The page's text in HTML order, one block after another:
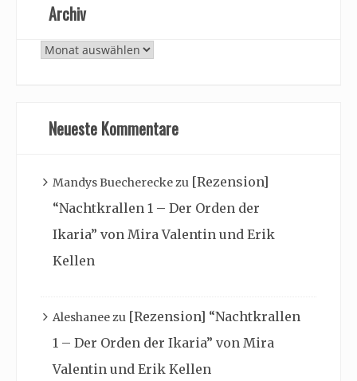
Archiv
Archiv
Neueste Kommentare
Mandys Buechereckezu [Rezension]
“Nachtkrallen 1 – Der Orden der
Ikaria” von Mira Valentin und Erik
Kellen
Aleshaneezu [Rezension] “Nachtkrallen
1 – Der Orden der Ikaria” von Mira
Valentin und Erik Kellen